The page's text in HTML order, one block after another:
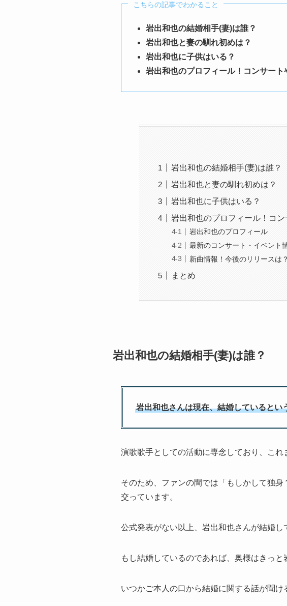
こちらの記事でわかること
岩出和也の結婚相手(妻)は誰？
岩出和也と妻の馴れ初めは？
岩出和也に子供はいる？
岩出和也のプロフィール！コンサート
岩出和也の結婚相手(妻)は誰？
岩出和也と妻の馴れ初めは？
岩出和也に子供はいる？
岩出和也のプロフィール！コ
岩出和也のプロフィール
最新のコンサート・イベント
新曲情報！今後のリリースは？
まとめ
岩出和也の結婚相手(妻)は誰？
岩出和也さんは現在、結婚しているとい
演歌歌手としての活動に専念しており、こ
そのため、ファンの間では「もしかして独
交っています。
公式発表がない以上、岩出和也さんが結婚し
もし結婚しているのであれば、奥様はきっ
いつかご本人の口から結婚に関する話が聞け